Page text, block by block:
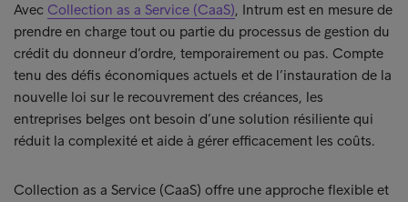
Avec Collection as a Service (CaaS), Intrum est en mesure de
prendre en charge tout ou partie du processus de gestion du
crédit du donneur d’ordre, temporairement ou pas. Compte
tenu des défis économiques actuels et de l’instauration de la
nouvelle loi sur le recouvrement des créances, les
entreprises belges ont besoin d’une solution résiliente qui
réduit la complexité et aide à gérer efficacement les coûts.
Collection as a Service (CaaS) offre une approche flexible et